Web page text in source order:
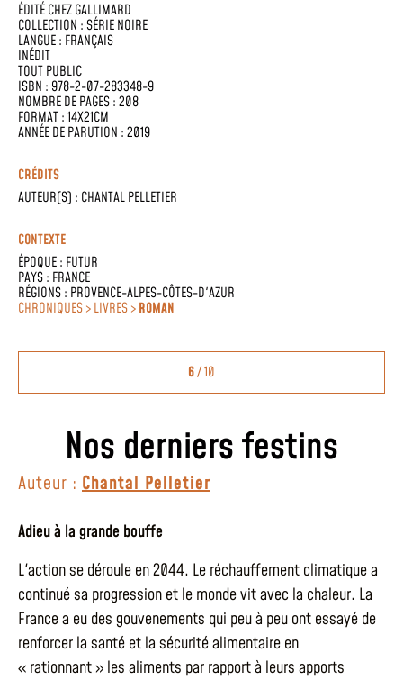
ÉDITÉ CHEZGALLIMARD
COLLECTION :SÉRIE NOIRE
LANGUE : FRANÇAIS
INÉDIT
TOUT PUBLIC
ISBN : 978-2-07-283348-9
NOMBRE DE PAGES : 208
FORMAT : 14X21CM
ANNÉE DE PARUTION : 2019
CRÉDITS
AUTEUR(S) : CHANTAL PELLETIER
CONTEXTE
ÉPOQUE : FUTUR
PAYS : FRANCE
RÉGIONS : PROVENCE-ALPES-CÔTES-D'AZUR
CHRONIQUES > LIVRES >ROMAN
6/ 10
Nos derniers festins
Auteur : Chantal Pelletier
Adieu à la grande bouffe
L'action se déroule en 2044. Le réchauffement climatique a
continué sa progression et le monde vit avec la chaleur. La
France a eu des gouvenements qui peu à peu ont essayé de
renforcer la santé et la sécurité alimentaire en
« rationnant » les aliments par rapport à leurs apports